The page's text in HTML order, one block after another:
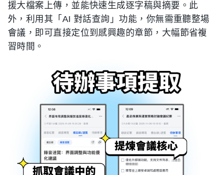
援大檔案上傳，並能快速生成逐字稿與摘要。此
外，利用其「AI 對話查詢」功能，你無需重聽整場
會議，即可直接定位到感興趣的章節，大幅節省複
習時間。